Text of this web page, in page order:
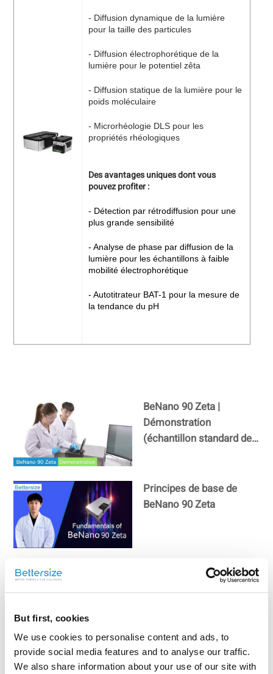
But first, cookies
We use cookies to personalise content and ads, to
provide social media features and to analyse our traffic.
We also share information about your use of our site with
- Diffusion dynamique de la lumière
pour la taille des particules
- Diffusion électrophorétique de la
lumière pour le potentiel zêta
- Diffusion statique de la lumière pour le
poids moléculaire
- Microrhéologie DLS pour les
propriétés rhéologiques
Des avantages uniques dont vous
pouvez profiter :
- Détection par rétrodiffusion pour une
plus grande sensibilité
- Analyse de phase par diffusion de la
lumière pour les échantillons à faible
mobilité électrophorétique
- Autotitrateur BAT-1 pour la mesure de
la tendance du pH
BeNano 90 Zeta |
Démonstration
(échantillon standard de
Principes de base de
BeNano 90 Zeta
BeNano 90 Zeta |
Analyseur de la taille des
Secret de la diffusion
dynamique de la lumière